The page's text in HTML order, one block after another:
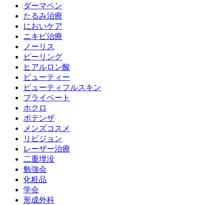
ダーマペン
たるみ治療
においケア
ニキビ治療
ノーリス
ピーリング
ヒアルロン酸
ビューティー
ビューティフルスキン
プライベート
ホクロ
ポテンザ
メンズコスメ
リビジョン
レーザー治療
二重埋没
勉強会
化粧品
学会
形成外科